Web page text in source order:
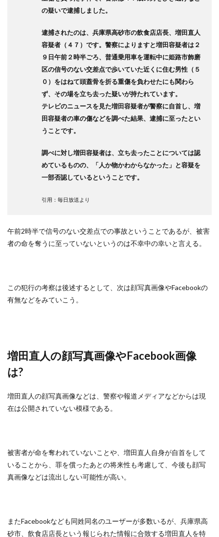
の疑いで逮捕しました。
逮捕されたのは、兵庫県高砂市の飲食店店長、増田直人
容疑者（４７）です。警察によりますと増田容疑者は２
９日午前２時半ごろ、普通乗用車を運転中に姫路市飾磨
区の信号のない交差点で歩いていた近くに住む男性（５
０）をはねて頭蓋骨を折る重傷を負わせたにも関わら
ず、その場を立ち去った疑いが持たれています。
テレビのニュースを見た増田容疑者が警察に自首し、増
田容疑者の車の傷などを調べた結果、逮捕に至ったとい
うことです。
調べに対し増田容疑者は、立ち去ったことについては認
めているものの、「人か物かわからなかった」と容疑を
一部否認しているということです。
引用：毎日放送より
午前2時半で信号のない交差点での事故ということであるが、被害
者の命を奪うに至っていないというのは不幸中の幸いと言える。
この犯行の考察は後述するとして、次は顔写真画像やFacebookの
有無などをみていこう。
増田直人の顔写真画像やFacebook画像
は?
増田直人の顔写真画像などは、警察や報道メディアなどからは現
在は公開されていない模様である。
被害者が命を奪われていないことや、増田直人自身が自首をして
いることから、罪を償ったあとの将来性も考慮して、今後も顔写
真画像などは流出しない可能性が高い。
またFacebookなども同姓同名のユーザーが多数いるが、兵庫県高
砂市、飲食店店長という報じられた情報に合致する増田直人を特